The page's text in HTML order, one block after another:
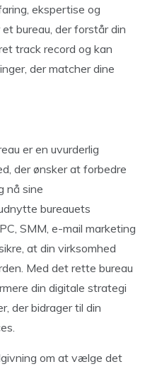
ekspertise og
bureau, der forstår din
track record og kan
der matcher dine
er en uvurderlig
der ønsker at forbedre
nå sine
bureauets
SMM, e-mail marketing
at din virksomhed
Med det rette bureau
din digitale strategi
der bidrager til din
om at vælge det